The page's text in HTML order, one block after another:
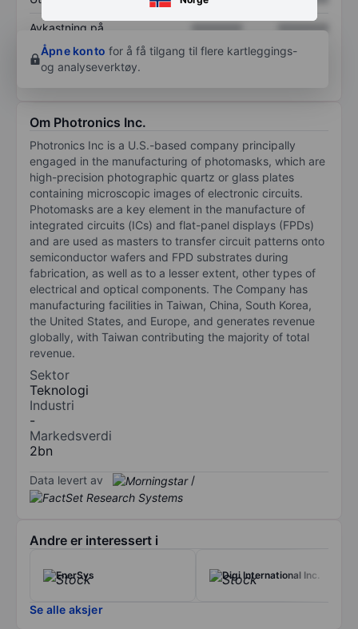
Avkastning på
egenkapital
XXXXXXX
XXXXXXX
Åpne konto for å få tilgang til flere kartleggings-
og analyseverktøy.
Om Photronics Inc.
Photronics Inc is a U.S.-based company principally
engaged in the manufacturing of photomasks, which are
high-precision photographic quartz or glass plates
containing microscopic images of electronic circuits.
Photomasks are a key element in the manufacture of
integrated circuits (ICs) and flat-panel displays (FPDs)
and are used as masters to transfer circuit patterns onto
semiconductor wafers and FPD substrates during
fabrication, as well as to a lesser extent, other types of
electrical and optical components. The Company has
manufacturing facilities in Taiwan, China, South Korea,
the United States, and Europe, and generates revenue
globally, with Taiwan contributing the majority of total
revenue.
Sektor
Teknologi
Industri
-
Markedsverdi
2bn
Data levert av /
Andre er interessert i
EnerSys Digi International Inc.
Se alle aksjer